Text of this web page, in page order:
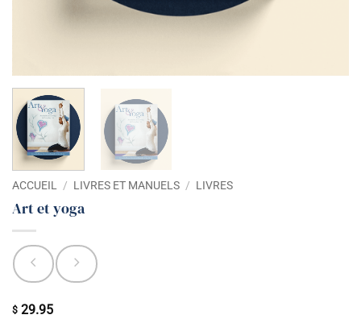
ACCUEIL / LIVRES ET MANUELS / LIVRES
Art et yoga
$ 29.95